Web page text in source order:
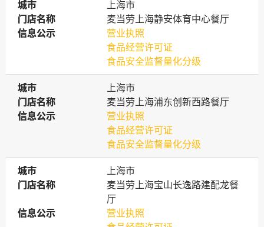
城市
城市
上海市
门店名称
门店名称
麦当劳上海静安体育中心餐厅
信息公示
信息公示
营业执照
食品经营许可证
食品安全监督量化分级
城市
城市
上海市
门店名称
门店名称
麦当劳上海浦东创新西路餐厅
信息公示
信息公示
营业执照
食品经营许可证
食品安全监督量化分级
城市
城市
上海市
门店名称
门店名称
麦当劳上海宝山长逸路建配龙餐
厅
信息公示
信息公示
营业执照